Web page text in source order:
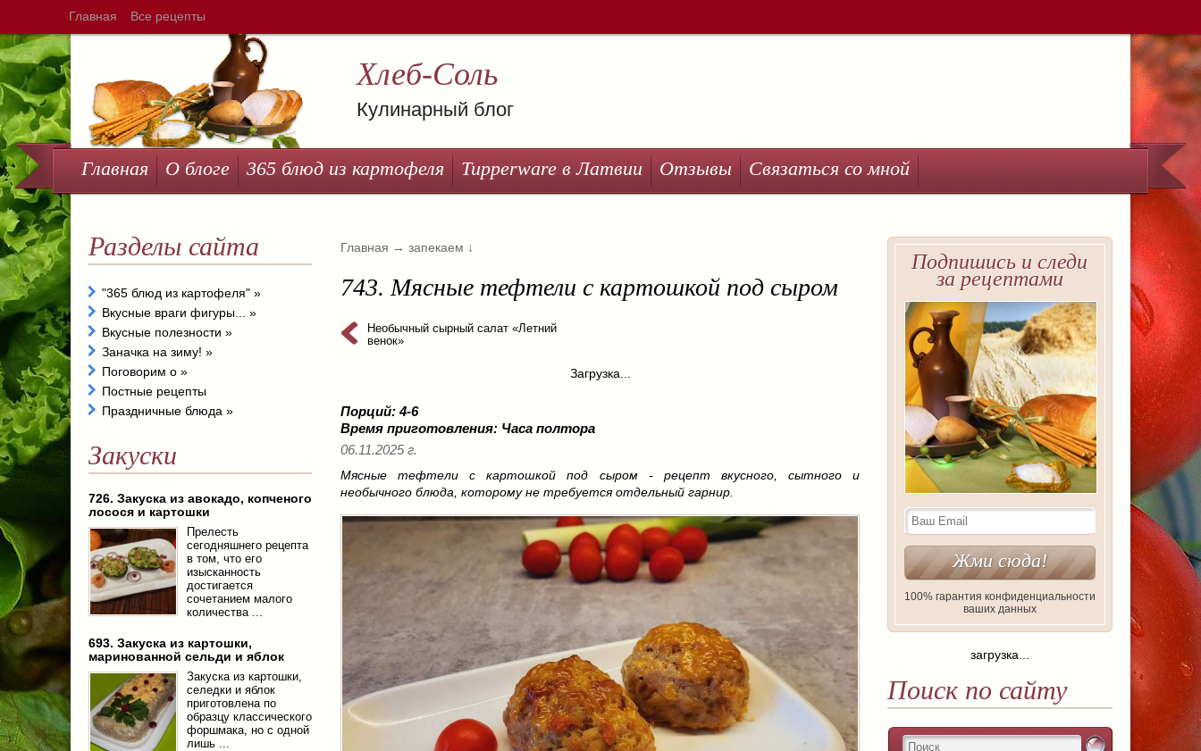
Главная Все рецепты
Хлеб-Соль
Кулинарный блог
Главная О блоге 365 блюд из картофеля Tupperware в Латвии Отзывы Связаться со мной
Главная →запекаем ↓
743. Мясные тефтели с картошкой под сыром
Необычный сырный салат «Летний
венок»
Загрузка...
Порций: 4-6
Время приготовления: Часа полтора
06.11.2025 г.
Мясные тефтели с картошкой под сыром - рецепт вкусного, сытного и
необычного блюда, которому не требуется отдельный гарнир.
Разделы сайта
"365 блюд из картофеля" »
Вкусные враги фигуры... »
Вкусные полезности »
Заначка на зиму! »
Поговорим о »
Постные рецепты
Праздничные блюда »
Закуски
726. Закуска из авокадо, копченого
лосося и картошки
Прелесть
сегодняшнего рецепта
в том, что его
изысканность
достигается
сочетанием малого
количества ...
693. Закуска из картошки,
маринованной сельди и яблок
Закуска из картошки,
селедки и яблок
приготовлена по
образцу классического
форшмака, но с одной
лишь ...
Подпишись и следи
за рецептами
100% гарантия конфиденциальности
ваших данных
загрузка...
Поиск по сайту